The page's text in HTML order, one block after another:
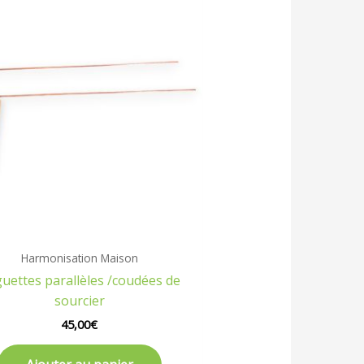
Harmonisation Maison
parallèles /coudées de
sourcier
45,00€